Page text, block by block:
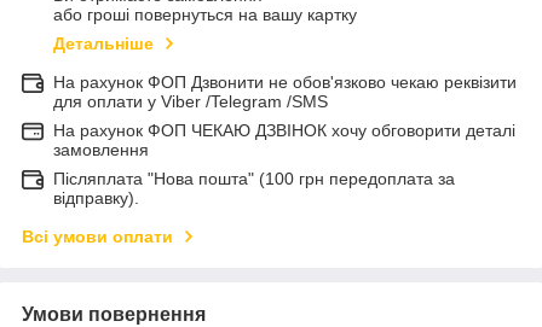
або гроші повернуться на вашу картку
Детальніше
На рахунок ФОП Дзвонити не обов'язково чекаю реквізити
для оплати у Viber /Telegram /SMS
На рахунок ФОП ЧЕКАЮ ДЗВІНОК хочу обговорити деталі
замовлення
Післяплата "Нова пошта" (100 грн передоплата за
відправку).
Всі умови оплати
Умови повернення